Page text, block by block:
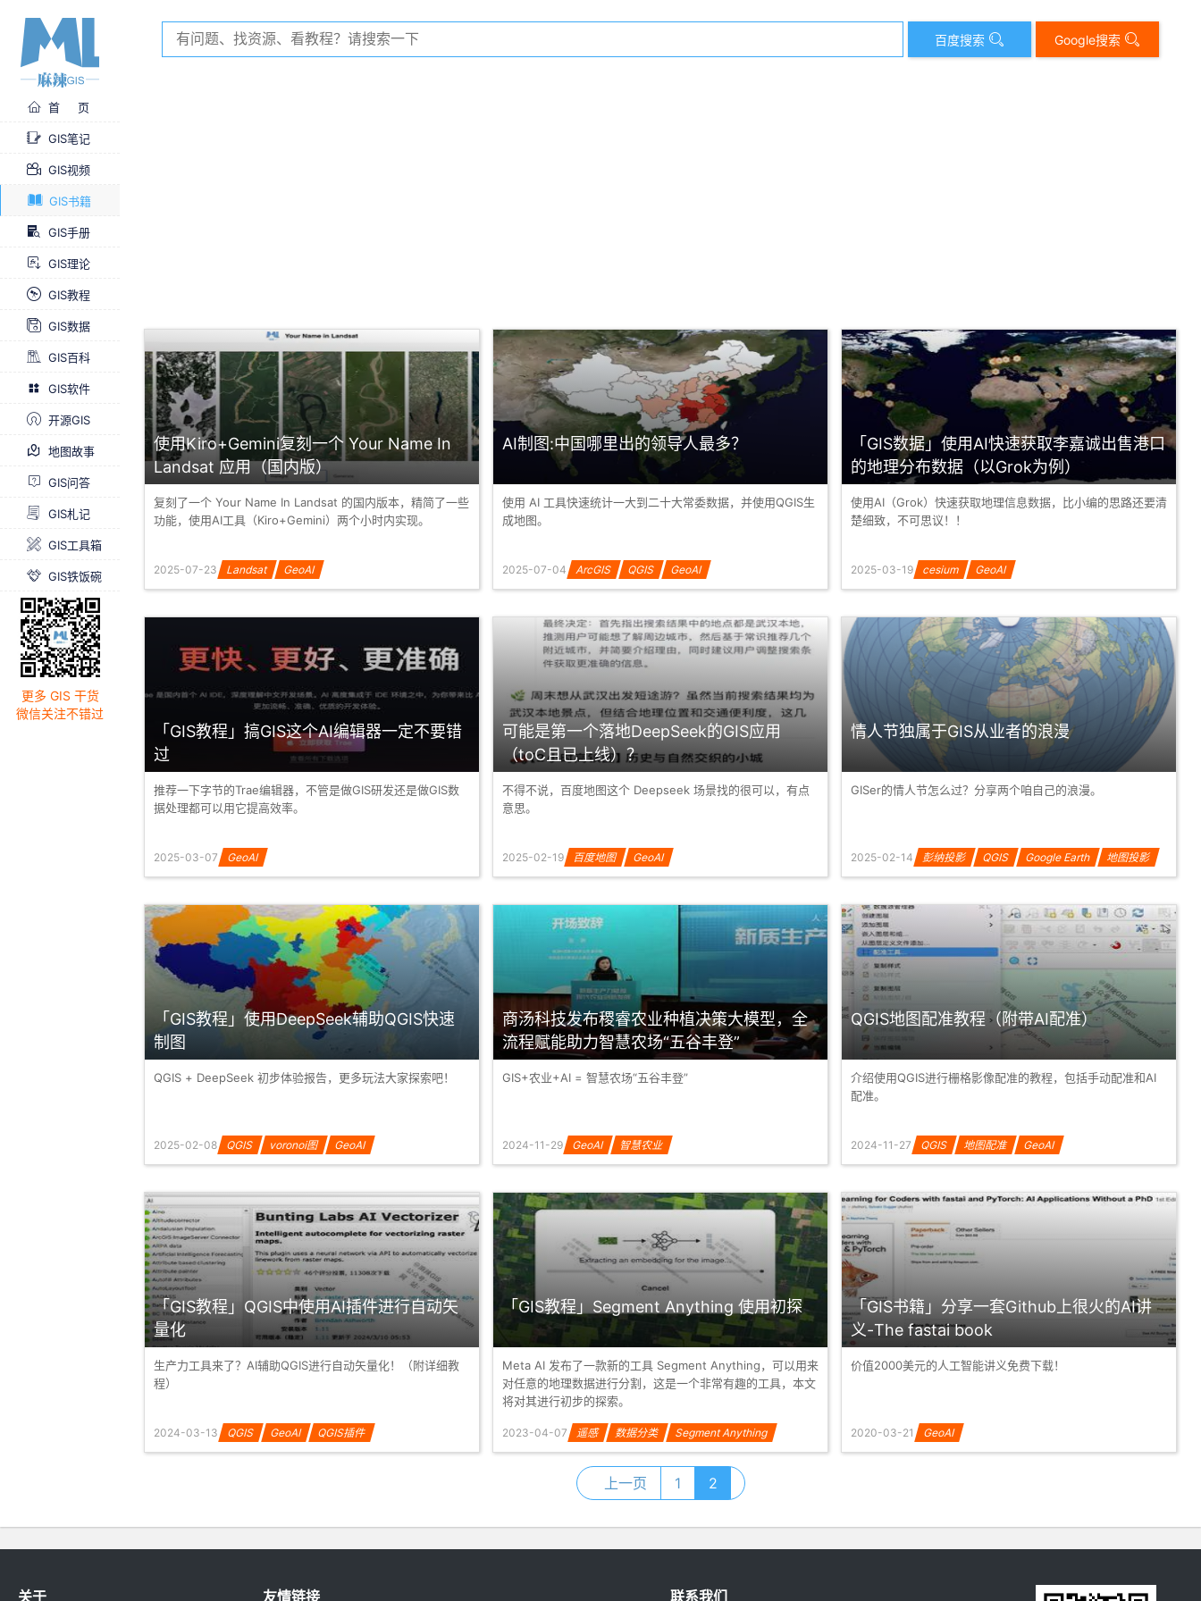
首 页
GIS笔记
GIS视频
GIS书籍
GIS手册
GIS理论
GIS教程
GIS数据
GIS百科
GIS软件
开源GIS
地图故事
GIS问答
GIS札记
GIS工具箱
GIS铁饭碗
更多 GIS 干货
微信关注不错过
百度搜索 Google搜索
使用Kiro+Gemini复刻一个 Your Name In
Landsat 应用（国内版）
复刻了一个 Your Name In Landsat 的国内版本，精简了一些
功能，使用AI工具（Kiro+Gemini）两个小时内实现。
2025-07-23 Landsat GeoAI
AI制图:中国哪里出的领导人最多？
使用 AI 工具快速统计一大到二十大常委数据，并使用QGIS生
成地图。
2025-07-04 ArcGIS QGIS GeoAI
「GIS数据」使用AI快速获取李嘉诚出售港口
的地理分布数据（以Grok为例）
使用AI（Grok）快速获取地理信息数据，比小编的思路还要清
楚细致，不可思议！！
2025-03-19 cesium GeoAI
「GIS教程」搞GIS这个AI编辑器一定不要错
过
推荐一下字节的Trae编辑器，不管是做GIS研发还是做GIS数
据处理都可以用它提高效率。
2025-03-07 GeoAI
可能是第一个落地DeepSeek的GIS应用
（toC且已上线）？
不得不说，百度地图这个 Deepseek 场景找的很可以，有点
意思。
2025-02-19 百度地图 GeoAI
情人节独属于GIS从业者的浪漫
GISer的情人节怎么过？分享两个咱自己的浪漫。
2025-02-14 彭纳投影 QGIS Google Earth
地图投影
GeoAI
「GIS教程」使用DeepSeek辅助QGIS快速
制图
QGIS + DeepSeek 初步体验报告，更多玩法大家探索吧！
2025-02-08 QGIS voronoi图 GeoAI
商汤科技发布稷睿农业种植决策大模型，全
流程赋能助力智慧农场“五谷丰登”
GIS+农业+AI = 智慧农场“五谷丰登”
2024-11-29 GeoAI 智慧农业
QGIS地图配准教程（附带AI配准）
介绍使用QGIS进行栅格影像配准的教程，包括手动配准和AI
配准。
2024-11-27 QGIS 地图配准 GeoAI
「GIS教程」QGIS中使用AI插件进行自动矢
量化
生产力工具来了？AI辅助QGIS进行自动矢量化！（附详细教
程）
2024-03-13 QGIS GeoAI QGIS插件
「GIS教程」Segment Anything 使用初探
Meta AI 发布了一款新的工具 Segment Anything，可以用来
对任意的地理数据进行分割，这是一个非常有趣的工具，本文
将对其进行初步的探索。
2023-04-07 遥感 数据分类
Segment Anything
GeoAI
「GIS书籍」分享一套Github上很火的AI讲
义-The fastai book
价值2000美元的人工智能讲义免费下载！
2020-03-21 GeoAI
上一页 1 2
关于 友情链接 联系我们